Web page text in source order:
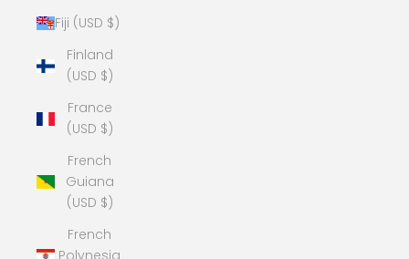
Fiji (USD $)
Finland
(USD $)
France
(USD $)
French
Guiana
(USD $)
French
Polynesia